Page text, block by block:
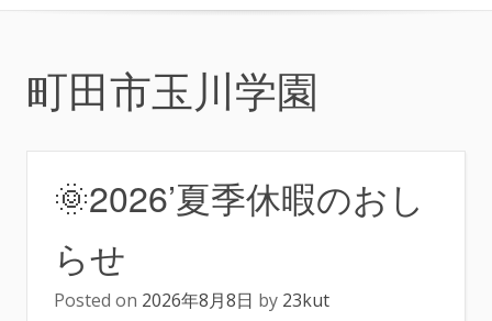
町田市玉川学園
🌞2026’夏季休暇のおし
らせ
Posted on 2026年8月8日 by 23kut